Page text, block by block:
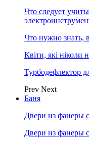
Что следует
Что нужно знать,
Квіти, які ніколи
Турбодефлектор
Prev Next
Баня
Двери из фанеры
Двери из фанеры